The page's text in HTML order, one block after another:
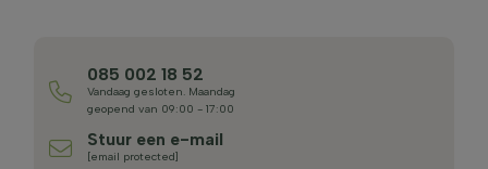
085 002 18 52
Vandaag gesloten. Maandag
geopend van 09:00 - 17:00
Stuur een e-mail
[email protected]